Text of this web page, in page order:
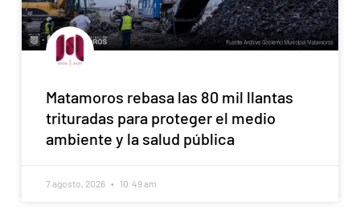
Matamoros rebasa las 80 mil llantas
trituradas para proteger el medio
ambiente y la salud pública
7 agosto, 2026 10:49 am